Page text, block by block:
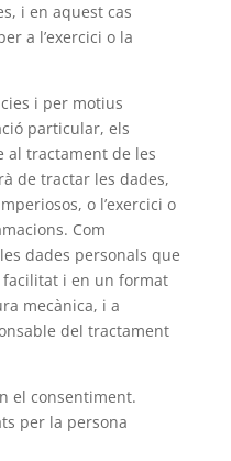
i en aquest cas
a l’exercici o la
i per motius
particular, els
al tractament de les
de tractar les dades,
o l’exercici o
Com
dades personals que
facilitat i en un format
mecànica, i a
del tractament
el consentiment.
per la persona